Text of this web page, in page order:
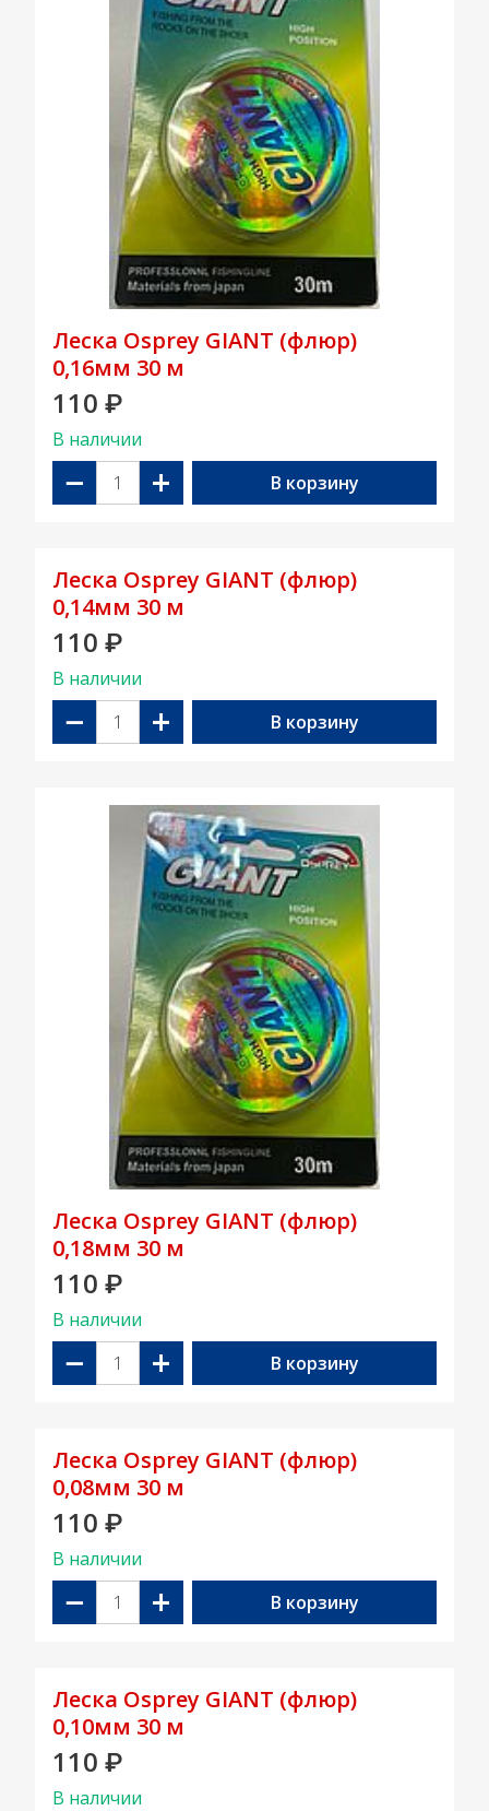
Леска Osprey GIANT (флюр)
0,16мм 30 м
110 ₽
В наличии
− + В корзину
Леска Osprey GIANT (флюр)
0,14мм 30 м
110 ₽
В наличии
− + В корзину
Леска Osprey GIANT (флюр)
0,18мм 30 м
110 ₽
В наличии
− + В корзину
Леска Osprey GIANT (флюр)
0,08мм 30 м
110 ₽
В наличии
− + В корзину
Леска Osprey GIANT (флюр)
0,10мм 30 м
110 ₽
В наличии